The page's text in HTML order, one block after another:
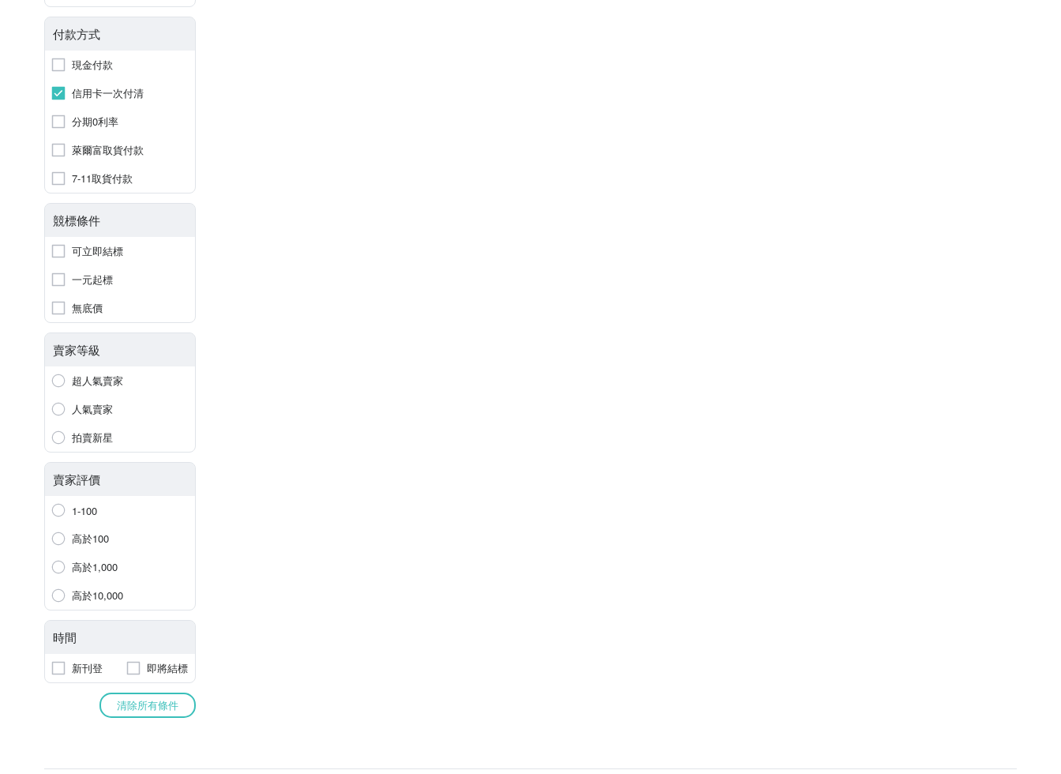
付款方式
現金付款
信用卡一次付清
分期0利率
萊爾富取貨付款
7-11取貨付款
競標條件
可立即結標
一元起標
無底價
賣家等級
超人氣賣家
人氣賣家
拍賣新星
賣家評價
1-100
高於100
高於1,000
高於10,000
時間
新刊登 即將結標
清除所有條件